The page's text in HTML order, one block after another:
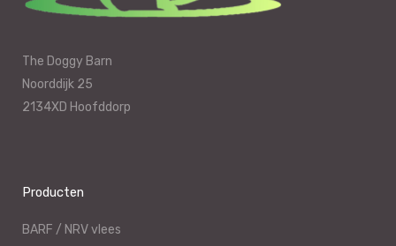
The Doggy Barn
Noorddijk 25
2134XD Hoofddorp
Producten
BARF / NRV vlees